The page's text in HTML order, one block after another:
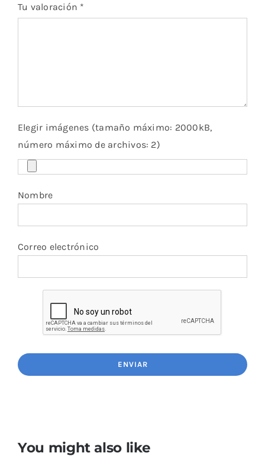
Tu valoración *
Elegir imágenes (tamaño máximo: 2000kB,
número máximo de archivos: 2)
Nombre
Correo electrónico
You might also like